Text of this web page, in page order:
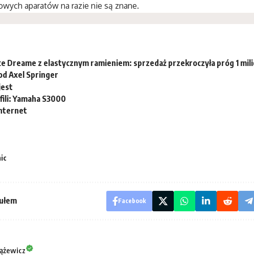
aparatów na razie nie są znane.
Dreame z elastycznym ramieniem: sprzedaż przekroczyła próg 1
Axel Springer
Yamaha S3000
Facebook